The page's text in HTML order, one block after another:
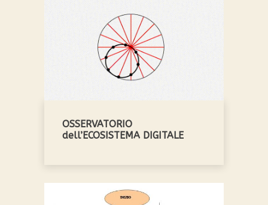
OSSERVATORIO
dell’ECOSISTEMA DIGITALE